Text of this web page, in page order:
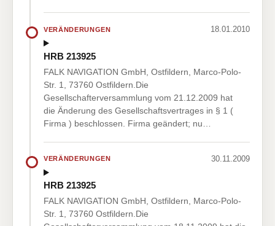
VERÄNDERUNGEN 18.01.2010
HRB 213925
FALK NAVIGATION GmbH, Ostfildern, Marco-Polo-
Str. 1, 73760 Ostfildern.Die
Gesellschafterversammlung vom 21.12.2009 hat
die Änderung des Gesellschaftsvertrages in § 1 (
Firma ) beschlossen. Firma geändert; nu…
VERÄNDERUNGEN 30.11.2009
HRB 213925
FALK NAVIGATION GmbH, Ostfildern, Marco-Polo-
Str. 1, 73760 Ostfildern.Die